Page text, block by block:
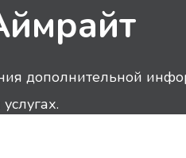
дополнительной